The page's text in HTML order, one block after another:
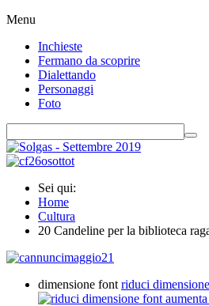
Menu
Inchieste
Fermano da scoprire
Dialettando
Personaggi
Foto
Sei qui:
Home
Cultura
20 Candeline per la biblioteca
dimensione font riduci